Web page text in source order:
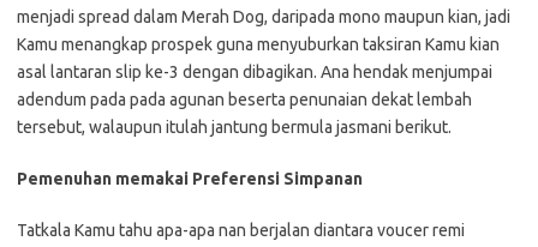
menjadi spread dalam Merah Dog, daripada mono maupun kian, jadi
Kamu menangkap prospek guna menyuburkan taksiran Kamu kian
asal lantaran slip ke-3 dengan dibagikan. Ana hendak menjumpai
adendum pada pada agunan beserta penunaian dekat lembah
tersebut, walaupun itulah jantung bermula jasmani berikut.
Pemenuhan memakai Preferensi Simpanan
Tatkala Kamu tahu apa-apa nan berjalan diantara voucer remi